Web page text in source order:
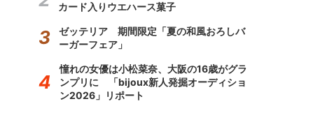
カード入りウエハース菓子
ゼッテリア 期間限定「夏の和風おろしバ
ーガーフェア」
憧れの女優は小松菜奈、大阪の16歳がグラ
ンプリに 「bijoux新人発掘オーディショ
ン2026」リポート